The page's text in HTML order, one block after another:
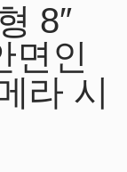
8″
면인
라 시